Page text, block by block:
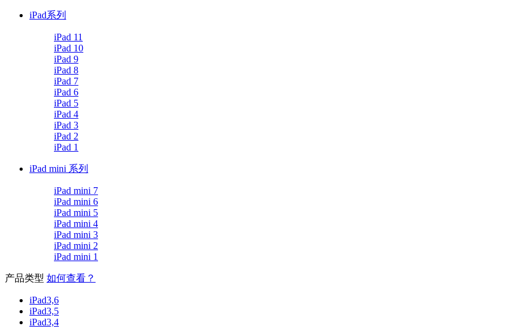
iPad系列
iPad 11
iPad 10
iPad 9
iPad 8
iPad 7
iPad 6
iPad 5
iPad 4
iPad 3
iPad 2
iPad 1
iPad mini 系列
iPad mini 7
iPad mini 6
iPad mini 5
iPad mini 4
iPad mini 3
iPad mini 2
iPad mini 1
产品类型 如何查看？
iPad3,6
iPad3,5
iPad3,4